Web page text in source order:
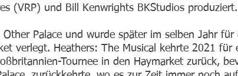
(VRP) und Bill Kenwrights BKStudios produziert.
Palace und wurde später im selben Jahr für
verlegt. Heathers: The Musical kehrte 2021 für
Tournee in den Haymarket zurück,